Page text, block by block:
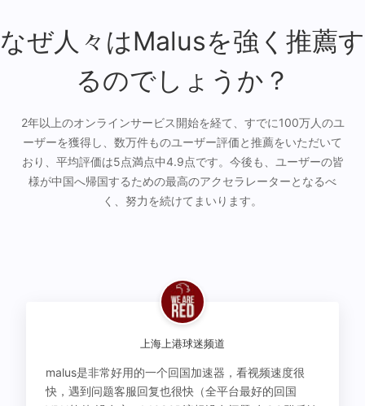
なぜ人々はMalusを強く推薦す
るのでしょうか？
2年以上のオンラインサービス開始を経て、すでに100万人のユ
ーザーを獲得し、数万件ものユーザー評価と推薦をいただいて
おり、平均評価は5点満点中4.9点です。今後も、ユーザーの皆
様が中国へ帰国するための最高のアクセラレーターとなるべ
く、努力を続けてまいります。
上海上港球迷频道
malus是非常好用的一个回国加速器，看视频速度很
快，遇到问题客服回复也很快（全平台最好的回国